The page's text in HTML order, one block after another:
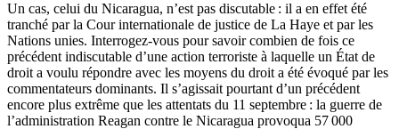
Un cas, celui du Nicaragua, n’est pas discutable : il a en effet été
tranché par la Cour internationale de justice de La Haye et par les
Nations unies. Interrogez-vous pour savoir combien de fois ce
précédent indiscutable d’une action terroriste à laquelle un État de
droit a voulu répondre avec les moyens du droit a été évoqué par les
commentateurs dominants. Il s’agissait pourtant d’un précédent
encore plus extrême que les attentats du 11 septembre : la guerre de
l’administration Reagan contre le Nicaragua provoqua 57 000